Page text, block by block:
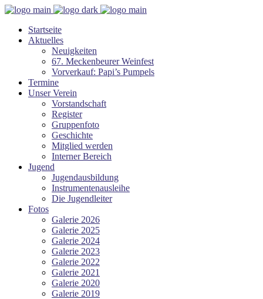
Startseite
Aktuelles
Neuigkeiten
67. Meckenbeurer Weinfest
Vorverkauf: Papi’s Pumpels
Termine
Unser Verein
Vorstandschaft
Register
Gruppenfoto
Geschichte
Mitglied werden
Interner Bereich
Jugend
Jugendausbildung
Instrumentenausleihe
Die Jugendleiter
Fotos
Galerie 2026
Galerie 2025
Galerie 2024
Galerie 2023
Galerie 2022
Galerie 2021
Galerie 2020
Galerie 2019